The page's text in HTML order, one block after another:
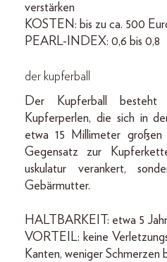
verstärken
KOSTEN: bis zu ca. 500
PEARL-INDEX: 0,6 bis 0,8
der kupferball
Der Kupferball besteht
Kupferperlen, die sich in
etwa 15 Millimeter großen
Gegensatz zur
uskulatur verankert,
Gebärmutter.
HALTBARKEIT: etwa 5
VORTEIL: keine
Kanten, weniger Schmerzen